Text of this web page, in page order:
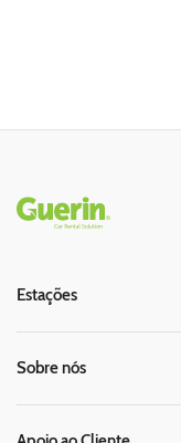
Rodapé
Estações
Sobre nós